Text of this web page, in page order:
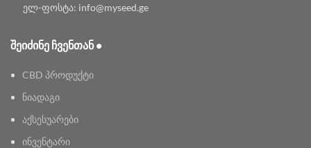
ელ-ფოსტა: info@myseed.ge
ᲨᲔᲘᲫᲘᲜᲔ ᲩᲕᲔᲜᲗᲐᲜ •
CBD პროდუქტი
ნიადაგი
აქსესუარები
ინვენტარი